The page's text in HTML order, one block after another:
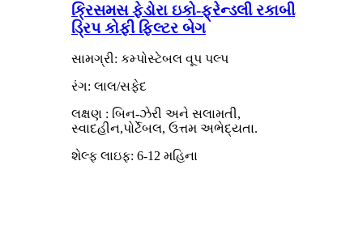
ક્રિસમસ ફેડોરા ઇકો-ફ્રેન્ડલી રકાબી
ડ્રિપ કોફી ફિલ્ટર બેગ
સામગ્રી: કમ્પોસ્ટેબલ વૂપ પલ્પ
રંગ: લાલ/સફેદ
લક્ષણ : બિન-ઝેરી અને સલામતી,
સ્વાદહીન,પોર્ટેબલ, ઉત્તમ અભેદ્યતા.
શેલ્ફ લાઇફ: 6-12 મહિના